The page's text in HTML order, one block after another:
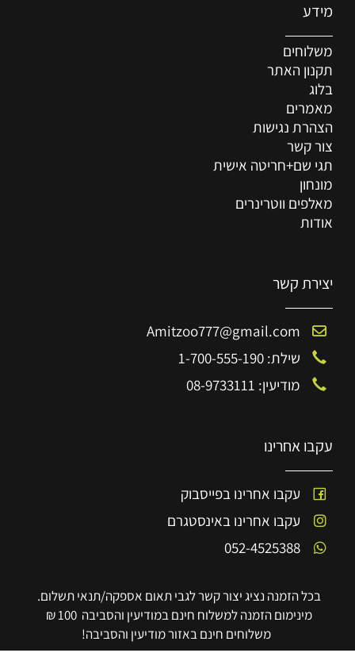
מידע
משלוחים
תקנון האתר
בלוג
מאמרים
הצהרת נגישות
צור קשר
תגי שם+חריטה אישית
מונחון
מאלפים ווטרינרים
אודות
יצירת קשר
Amitzoo777@gmail.com
שילת: 1-700-555-190
מודיעין: 08-9733111
עקבו אחרינו
עקבו אחרינו בפייסבוק
עקבו אחרינו באינסטגרם
052-4525388
בכל הזמנה נציג יצור קשר לגבי תאום אספקה/תנאי תשלום.
מינימום הזמנה למשלוח חינם במודיעין והסביבה 100 ₪
משלוחים חינם באזור מודיעין והסביבה!